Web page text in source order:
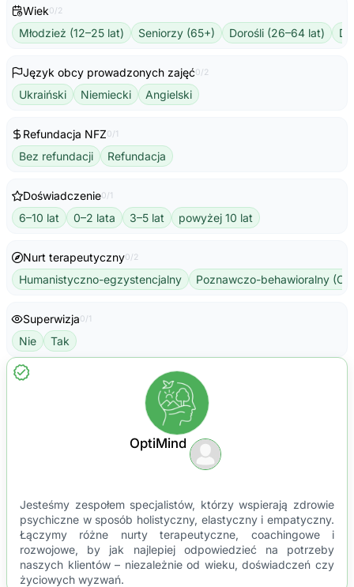
Wiek0/2
Młodzież (12–25 lat) Seniorzy (65+) Dorośli (26–64 lat)
Język obcy prowadzonych zajęć0/2
Ukraiński Niemiecki Angielski
Refundacja NFZ0/1
Bez refundacji Refundacja
Doświadczenie0/1
6–10 lat 0–2 lata 3–5 lat powyżej 10 lat
Nurt terapeutyczny0/2
Humanistyczno-egzystencjalny Poznawczo-behawioralny
Superwizja0/1
Nie Tak
OptiMind
Jesteśmy zespołem specjalistów, którzy wspierają zdrowie
psychiczne w sposób holistyczny, elastyczny i empatyczny.
Łączymy różne nurty terapeutyczne, coachingowe i
rozwojowe, by jak najlepiej odpowiedzieć na potrzeby
naszych klientów – niezależnie od wieku, doświadczeń czy
życiowych wyzwań.